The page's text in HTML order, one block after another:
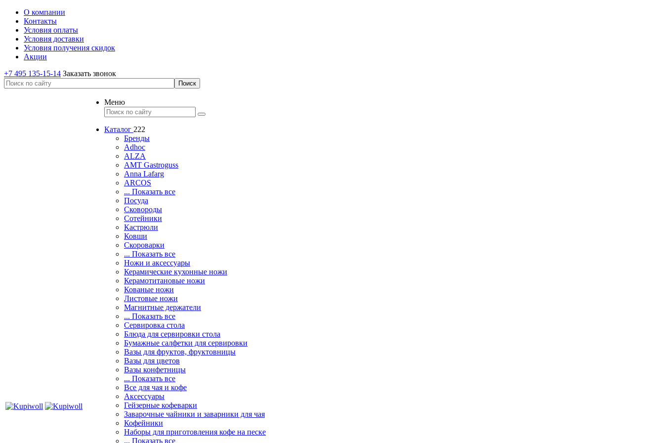
О компании
Контакты
Условия оплаты
Условия доставки
Условия получения скидок
Акции
+7 495 135-15-14 Заказать звонок
Меню
Каталог 222
Бренды
Adhoc
ALZA
AMT Gastroguss
Anna Lafarg
ARCOS
... Показать все
Посуда
Сковороды
Сотейники
Кастрюли
Ковши
Скороварки
... Показать все
Ножи и аксессуары
Керамические кухонные ножи
Керамотитановые ножи
Кованые ножи
Листовые ножи
Магнитные держатели
... Показать все
Сервировка стола
Блюда для сервировки стола
Бумажные салфетки для сервировки
Вазы для фруктов, фруктовницы
Вазы для цветов
Вазы конфетницы
... Показать все
Все для чая и кофе
Аксессуары
Гейзерные кофеварки
Заварочные чайники и заварники для чая
Кофейники
Наборы для приготовления кофе на песке
... Показать все